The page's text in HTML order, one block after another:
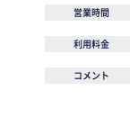
営業時間
利用料金
コメント